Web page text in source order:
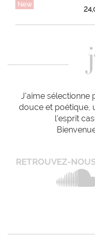
New
J'aime sélectionne
douce et poétique,
l'esprit
RETROUVEZ-